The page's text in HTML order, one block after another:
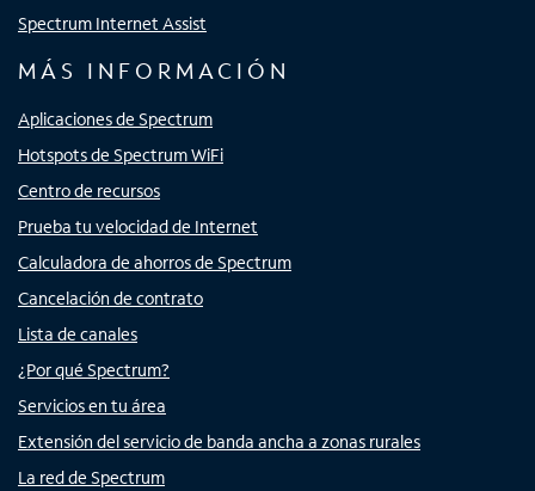
Spectrum Internet Assist
MÁS INFORMACIÓN
Aplicaciones de Spectrum
Hotspots de Spectrum WiFi
Centro de recursos
Prueba tu velocidad de Internet
Calculadora de ahorros de Spectrum
Cancelación de contrato
Lista de canales
¿Por qué Spectrum?
Servicios en tu área
Extensión del servicio de banda ancha a zonas rurales
La red de Spectrum